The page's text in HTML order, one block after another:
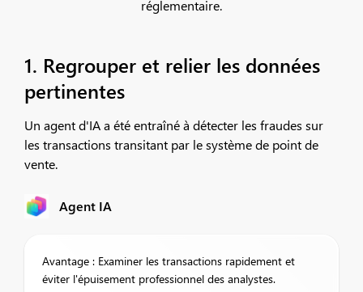
réglementaire.
1. Regrouper et relier les données
pertinentes
Un agent d'IA a été entraîné à détecter les fraudes sur
les transactions transitant par le système de point de
vente.
Agent IA
Avantage : Examiner les transactions rapidement et
éviter l'épuisement professionnel des analystes.